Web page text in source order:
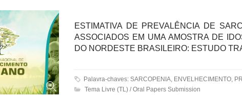
ESTIMATIVA DE PREVALÊNCIA DE
ASSOCIADOS EM UMA AMOSTRA DE
DO NORDESTE BRASILEIRO: ESTUDO
Palavra-chaves: SARCOPENIA, ENVELHECIMENTO,
Tema Livre (TL) / Oral Papers Submission